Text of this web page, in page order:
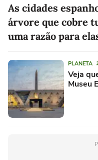
As cidades
árvore que cobre
uma razão para
PLANETA
Veja
Museu